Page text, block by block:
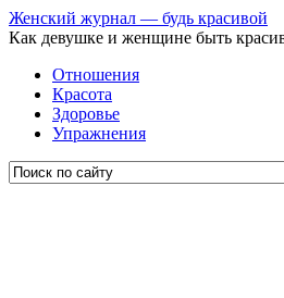
Женский журнал — будь красивой
Как девушке и женщине быть
Отношения
Красота
Здоровье
Упражнения